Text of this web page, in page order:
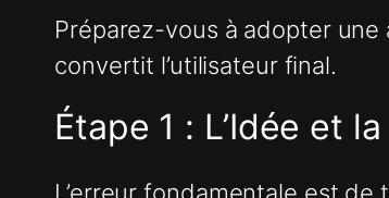
Préparez-vous à adopter
convertit l’utilisateur final.
Étape 1 : L’Idée et